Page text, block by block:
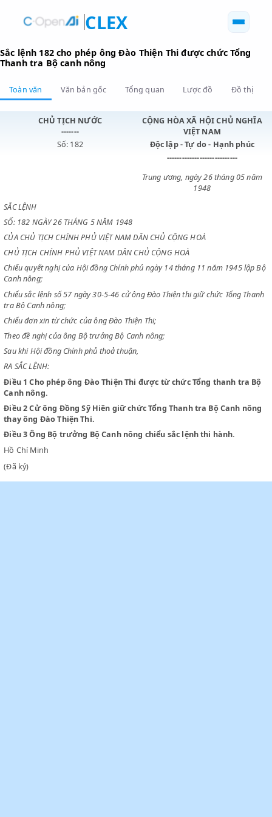
CLEX
Sắc lệnh 182 cho phép ông Đào Thiện Thi được chức
Thanh tra Bộ canh nông
Toàn văn
CHỦ TỊCH NƯỚC
-------
CỘNG HÒA XÃ HỘI CHỦ
VIỆT NAM
Độc lập - Tự do - Hạnh
----------------------------
SẮC LỆNH
SỐ: 182 NGÀY 26 THÁNG 5 NĂM 1948
CỦA CHỦ TỊCH CHÍNH PHỦ VIỆT NAM DÂN CHỦ CỘNG HOÀ
CHỦ TỊCH CHÍNH PHỦ VIỆT NAM DÂN CHỦ CỘNG HOÀ
Chiểu quyết nghị của Hội đồng Chính phủ ngày 14 tháng 11 năm 1945
Canh nông;
Chiểu sắc lệnh số 57 ngày 30-5-46 cử ông Đào Thiện thi giữ chức Tổng
tra Bộ Canh nông;
Chiểu đơn xin từ chức của ông Đào Thiện Thi;
Theo đề nghị của ông Bộ trưởng Bộ Canh nông;
Sau khi Hội đồng Chính phủ thoả thuận,
RA SẮC LỆNH:
Điều 1Cho phép ông Đào Thiện Thi được từ chức Tổng thanh
Canh nông.
Điều 2Cử ông Đồng Sỹ Hiên giữ chức Tổng Thanh tra Bộ Canh
thay ông Đào Thiện Thi.
Điều 3Ông Bộ trưởng Bộ Canh nông chiểu sắc lệnh thi hành.